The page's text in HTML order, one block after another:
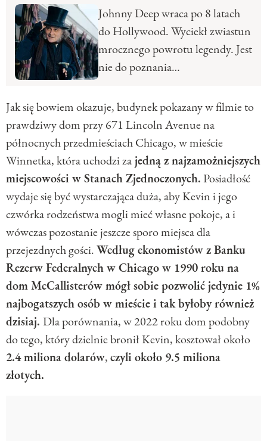
Johnny Deep wraca po 8 latach
do Hollywood. Wyciekł zwiastun
mrocznego powrotu legendy. Jest
nie do poznania…
Jak się bowiem okazuje, budynek pokazany w filmie to
prawdziwy dom przy 671 Lincoln Avenue na
północnych przedmieściach Chicago, w mieście
Winnetka, która uchodzi zajedną z najzamożniejszych
miejscowości w Stanach Zjednoczonych.Posiadłość
wydaje się być wystarczająca duża, aby Kevin i jego
czwórka rodzeństwa mogli mieć własne pokoje, a i
wówczas pozostanie jeszcze sporo miejsca dla
przejezdnych gości.Według ekonomistów z Banku
Rezerw Federalnych w Chicago w 1990 roku na
dom McCallisterów mógł sobie pozwolić jedynie 1%
najbogatszych osób w mieście i tak byłoby również
dzisiaj. Dla porównania, w 2022 roku dom podobny
do tego, który dzielnie bronił Kevin, kosztował około
2.4 miliona dolarów,czyli około 9.5 miliona
złotych.